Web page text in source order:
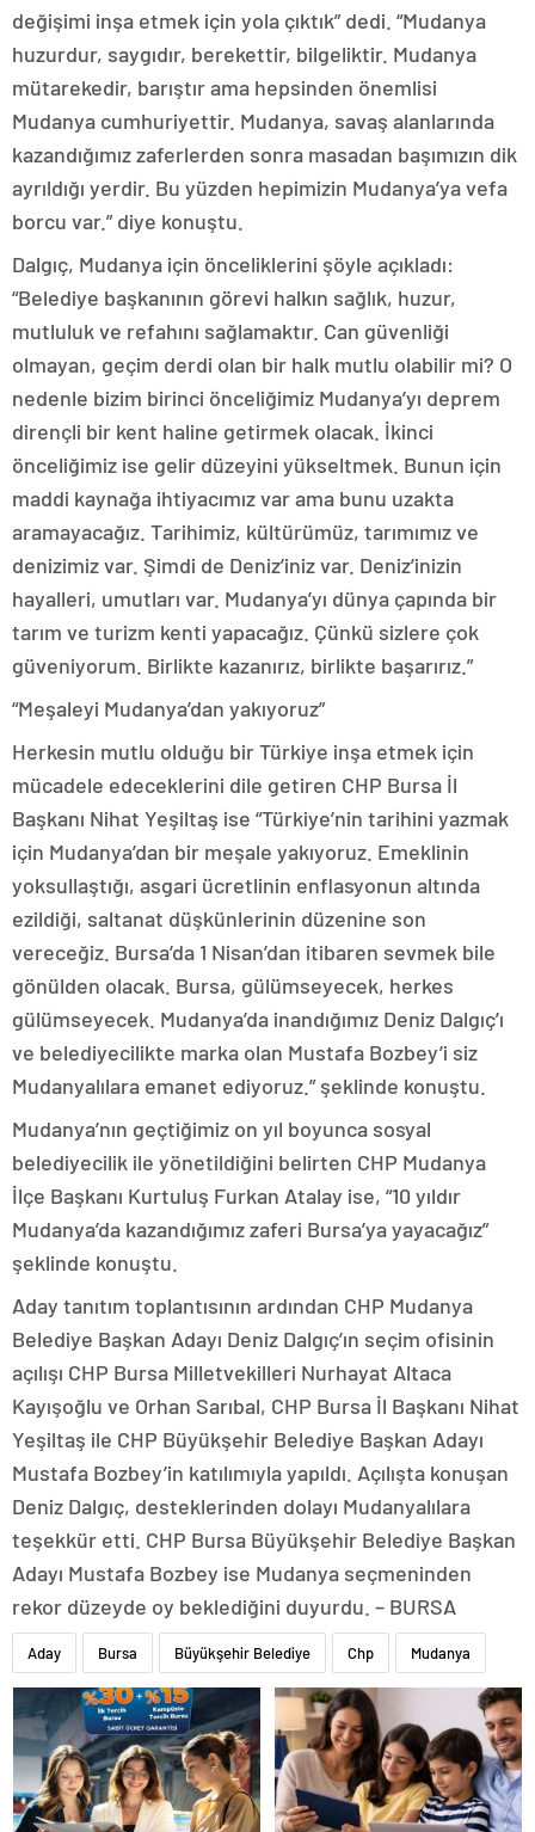
değişimi inşa etmek için yola çıktık” dedi. “Mudanya
huzurdur, saygıdır, berekettir, bilgeliktir. Mudanya
mütarekedir, barıştır ama hepsinden önemlisi
Mudanya cumhuriyettir. Mudanya, savaş alanlarında
kazandığımız zaferlerden sonra masadan başımızın dik
ayrıldığı yerdir. Bu yüzden hepimizin Mudanya’ya vefa
borcu var.” diye konuştu.
Dalgıç, Mudanya için önceliklerini şöyle açıkladı:
“Belediye başkanının görevi halkın sağlık, huzur,
mutluluk ve refahını sağlamaktır. Can güvenliği
olmayan, geçim derdi olan bir halk mutlu olabilir mi? O
nedenle bizim birinci önceliğimiz Mudanya’yı deprem
dirençli bir kent haline getirmek olacak. İkinci
önceliğimiz ise gelir düzeyini yükseltmek. Bunun için
maddi kaynağa ihtiyacımız var ama bunu uzakta
aramayacağız. Tarihimiz, kültürümüz, tarımımız ve
denizimiz var. Şimdi de Deniz’iniz var. Deniz’inizin
hayalleri, umutları var. Mudanya’yı dünya çapında bir
tarım ve turizm kenti yapacağız. Çünkü sizlere çok
güveniyorum. Birlikte kazanırız, birlikte başarırız.”
“Meşaleyi Mudanya’dan yakıyoruz”
Herkesin mutlu olduğu bir Türkiye inşa etmek için
mücadele edeceklerini dile getiren CHP Bursa İl
Başkanı Nihat Yeşiltaş ise “Türkiye’nin tarihini yazmak
için Mudanya’dan bir meşale yakıyoruz. Emeklinin
yoksullaştığı, asgari ücretlinin enflasyonun altında
ezildiği, saltanat düşkünlerinin düzenine son
vereceğiz. Bursa’da 1 Nisan’dan itibaren sevmek bile
gönülden olacak. Bursa, gülümseyecek, herkes
gülümseyecek. Mudanya’da inandığımız Deniz Dalgıç’ı
ve belediyecilikte marka olan Mustafa Bozbey’i siz
Mudanyalılara emanet ediyoruz.” şeklinde konuştu.
Mudanya’nın geçtiğimiz on yıl boyunca sosyal
belediyecilik ile yönetildiğini belirten CHP Mudanya
İlçe Başkanı Kurtuluş Furkan Atalay ise, “10 yıldır
Mudanya’da kazandığımız zaferi Bursa’ya yayacağız”
şeklinde konuştu.
Aday tanıtım toplantısının ardından CHP Mudanya
Belediye Başkan Adayı Deniz Dalgıç’ın seçim ofisinin
açılışı CHP Bursa Milletvekilleri Nurhayat Altaca
Kayışoğlu ve Orhan Sarıbal, CHP Bursa İl Başkanı Nihat
Yeşiltaş ile CHP Büyükşehir Belediye Başkan Adayı
Mustafa Bozbey’in katılımıyla yapıldı. Açılışta konuşan
Deniz Dalgıç, desteklerinden dolayı Mudanyalılara
teşekkür etti. CHP Bursa Büyükşehir Belediye Başkan
Adayı Mustafa Bozbey ise Mudanya seçmeninden
rekor düzeyde oy beklediğini duyurdu. – BURSA
Aday Bursa Büyükşehir Belediye Chp Mudanya